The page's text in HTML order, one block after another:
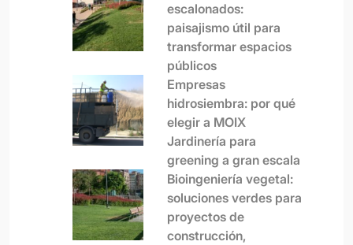
escalonados:
paisajismo útil para
transformar espacios
públicos
Empresas
hidrosiembra: por qué
elegir a MOIX
Jardinería para
greening a gran escala
Bioingeniería vegetal:
soluciones verdes para
proyectos de
construcción,